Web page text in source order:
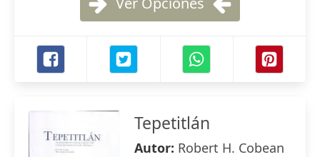
Tepetitlán
Autor: Robert H. Cobean